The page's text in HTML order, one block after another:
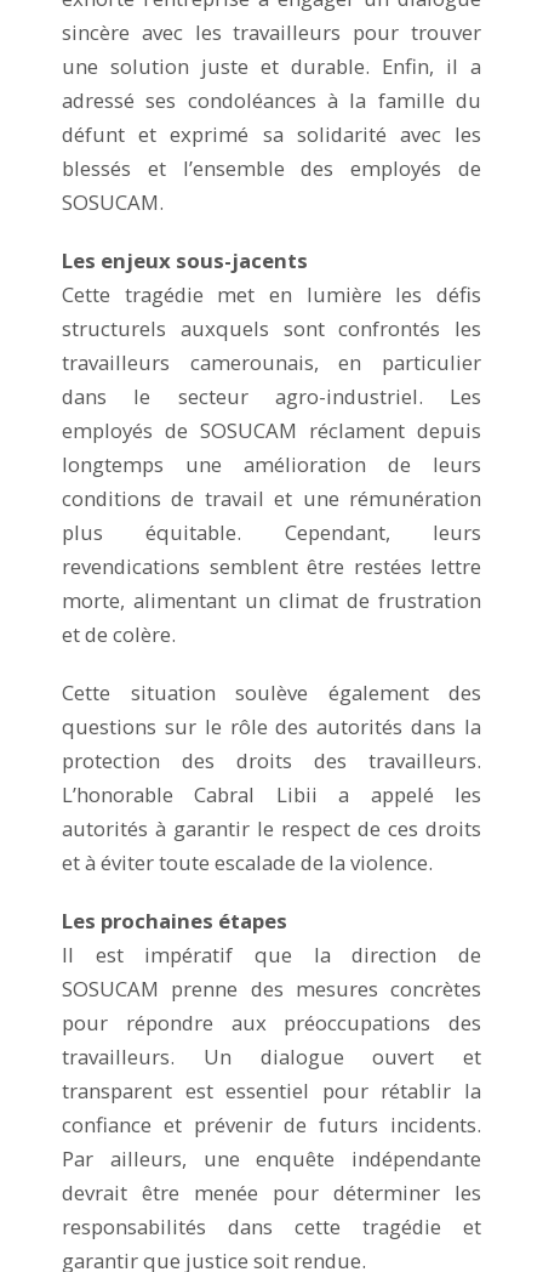
sincère avec les travailleurs pour trouver
une solution juste et durable. Enfin, il a
adressé ses condoléances à la famille du
défunt et exprimé sa solidarité avec les
blessés et l’ensemble des employés de
SOSUCAM.
Les enjeux sous-jacents
Cette tragédie met en lumière les défis
structurels auxquels sont confrontés les
travailleurs camerounais, en particulier
dans le secteur agro-industriel. Les
employés de SOSUCAM réclament depuis
longtemps une amélioration de leurs
conditions de travail et une rémunération
plus équitable. Cependant, leurs
revendications semblent être restées lettre
morte, alimentant un climat de frustration
et de colère.
Cette situation soulève également des
questions sur le rôle des autorités dans la
protection des droits des travailleurs.
L’honorable Cabral Libii a appelé les
autorités à garantir le respect de ces droits
et à éviter toute escalade de la violence.
Les prochaines étapes
Il est impératif que la direction de
SOSUCAM prenne des mesures concrètes
pour répondre aux préoccupations des
travailleurs. Un dialogue ouvert et
transparent est essentiel pour rétablir la
confiance et prévenir de futurs incidents.
Par ailleurs, une enquête indépendante
devrait être menée pour déterminer les
responsabilités dans cette tragédie et
garantir que justice soit rendue.